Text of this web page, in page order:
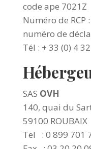
code ape 7021Z
Numéro de RCP
numéro de
Tél : + 33 (0) 4
SAS OVH
140, quai du
59100 ROUBAIX
Tel : 0 899 701